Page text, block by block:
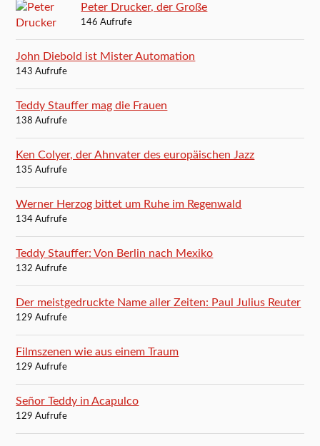
Peter Drucker, der Große
146 Aufrufe
John Diebold ist Mister Automation
143 Aufrufe
Teddy Stauffer mag die Frauen
138 Aufrufe
Ken Colyer, der Ahnvater des europäischen Jazz
135 Aufrufe
Werner Herzog bittet um Ruhe im Regenwald
134 Aufrufe
Teddy Stauffer: Von Berlin nach Mexiko
132 Aufrufe
Der meistgedruckte Name aller Zeiten: Paul Julius Reuter
129 Aufrufe
Filmszenen wie aus einem Traum
129 Aufrufe
Señor Teddy in Acapulco
129 Aufrufe